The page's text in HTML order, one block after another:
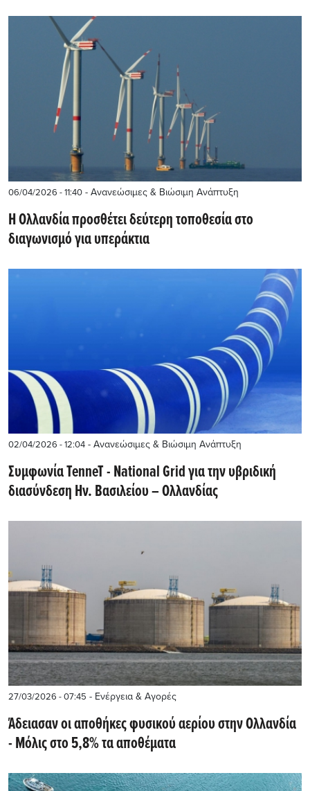
06/04/2026 - 11:40 - Ανανεώσιμες & Βιώσιμη Ανάπτυξη
Η Ολλανδία προσθέτει δεύτερη τοποθεσία στο
διαγωνισμό για υπεράκτια
02/04/2026 - 12:04 - Ανανεώσιμες & Βιώσιμη Ανάπτυξη
Συμφωνία TenneT - National Grid για την υβριδική
διασύνδεση Ην. Βασιλείου – Ολλανδίας
27/03/2026 - 07:45 - Ενέργεια & Αγορές
Άδειασαν οι αποθήκες φυσικού αερίου στην Ολλανδία
- Μόλις στο 5,8% τα αποθέματα